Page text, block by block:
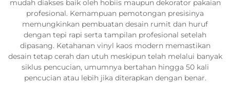
mudah diakses baik oleh hobiis maupun dekorator pakaian
profesional. Kemampuan pemotongan presisinya
memungkinkan pembuatan desain rumit dan huruf
dengan tepi rapi serta tampilan profesional setelah
dipasang. Ketahanan vinyl kaos modern memastikan
desain tetap cerah dan utuh meskipun telah melalui banyak
siklus pencucian, umumnya bertahan hingga 50 kali
pencucian atau lebih jika diterapkan dengan benar.